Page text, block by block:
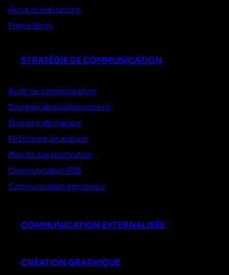
Actus et réalisations
Entrez libres
STRATÉGIE DE COMMUNICATION
Audit de communication
Stratégie de positionnement
Stratégie de marque
Plateforme de marque
Plan de communication
Communication RSE
Communication employeur
COMMUNICATION EXTERNALISÉE
CRÉATION GRAPHIQUE